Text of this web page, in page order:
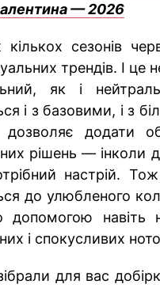
— 2026
сезонів
трендів. І це
як і
і з базовими, і з
дозволяє додати
рішень — інколи
настрій.
до улюбленого
навіть
і спокусливих
для вас